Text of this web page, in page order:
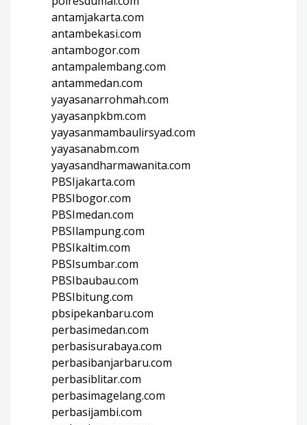
antamjakarta.com
antambekasi.com
antambogor.com
antampalembang.com
antammedan.com
yayasanarrohmah.com
yayasanpkbm.com
yayasanmambaulirsyad.com
yayasanabm.com
yayasandharmawanita.com
PBSIjakarta.com
PBSIbogor.com
PBSImedan.com
PBSIlampung.com
PBSIkaltim.com
PBSIsumbar.com
PBSIbaubau.com
PBSIbitung.com
pbsipekanbaru.com
perbasimedan.com
perbasisurabaya.com
perbasibanjarbaru.com
perbasiblitar.com
perbasimagelang.com
perbasijambi.com